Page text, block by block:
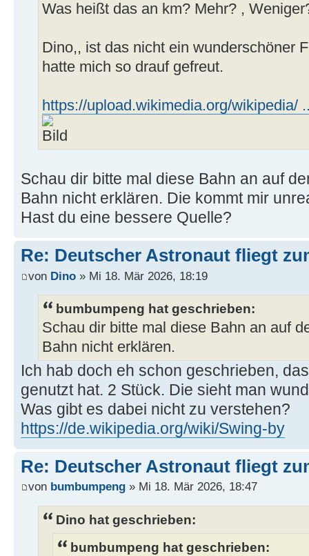
Was heißt das an km? Mehr? ,
Dino,, ist das nicht ein wunderschöner
hatte mich so drauf gefreut.
https://upload.wikimedia.org/wikipedia/
Schau dir bitte mal diese Bahn an auf
Bahn nicht erklären. Die kommt mir
Hast du eine bessere Quelle?
Re: Deutscher Astronaut fliegt
von Dino » Mi 18. Mär 2026, 18:19
bumbumpeng hat geschrieben:
Schau dir bitte mal diese Bahn an auf
Bahn nicht erklären.
Ich hab doch eh schon geschrieben,
genutzt hat. 2 Stück. Die sieht man
Was gibt es dabei nicht zu verstehen?
https://de.wikipedia.org/wiki/Swing-by
Re: Deutscher Astronaut fliegt
von bumbumpeng » Mi 18. Mär 2026, 18:47
Dino hat geschrieben:
bumbumpeng hat geschrieben: